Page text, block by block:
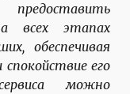
всех этапах
обеспечивая
его
можно